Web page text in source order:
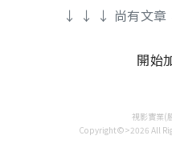
↓ ↓ ↓ 尚有文章
開始
視影實業(
Copyright©>2026 All